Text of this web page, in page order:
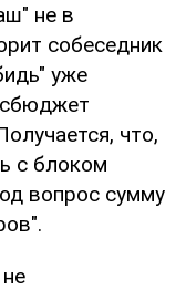
не в
собеседник
уже
что,
с блоком
вопрос сумму